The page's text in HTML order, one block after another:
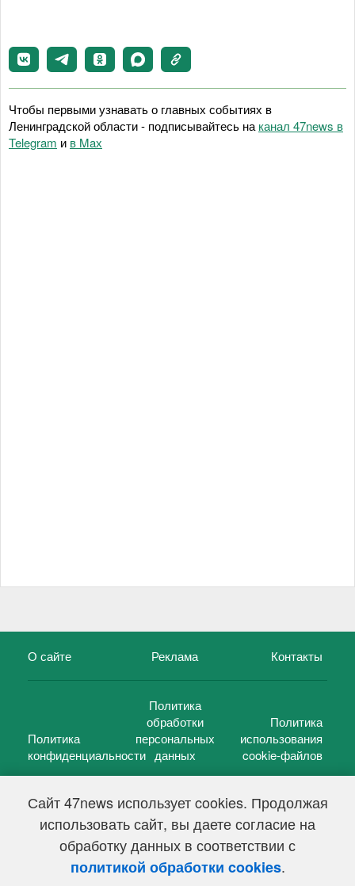
Сайт 47news использует cookies. Продолжая
использовать сайт, вы даете согласие на
обработку данных в соответствии с
политикой обработки cookies.
Чтобы первыми узнавать о главных событиях в
Ленинградской области - подписывайтесь на канал 47news в
Telegram и в Maх
О сайте Реклама Контакты
Политика
конфиденциальности
Политика
обработки
персональных
данных
Политика
использования
cookie-файлов
47 новостей (47 news)2005 — 2026 г.
Свидетельство о регистрации СМИ Эл № ФС 77-39848, выдано
Федеральной службой по надзору в сфере связи,
информационных технологий и массовых коммуникаций